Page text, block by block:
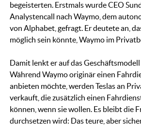
begeisterten. Erstmals wurde CEO
Analystencall nach Waymo, dem
von Alphabet, gefragt. Er deutete an,
möglich sein könnte, Waymo im
Damit lenkt er auf das Geschäftsmodell
Während Waymo originär einen
anbieten möchte, werden Teslas an
verkauft, die zusätzlich einen
können, wenn sie wollen. Es bleibt die
durchsetzen wird: Das teure, aber